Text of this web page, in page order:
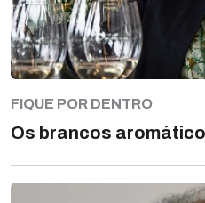
FIQUE POR DENTRO
Os brancos